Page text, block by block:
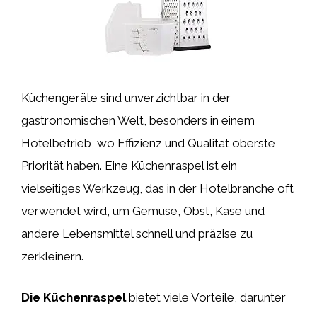
Küchengeräte sind unverzichtbar in der
gastronomischen Welt, besonders in einem
Hotelbetrieb, wo Effizienz und Qualität oberste
Priorität haben. Eine Küchenraspel ist ein
vielseitiges Werkzeug, das in der Hotelbranche oft
verwendet wird, um Gemüse, Obst, Käse und
andere Lebensmittel schnell und präzise zu
zerkleinern.
Die Küchenraspelbietet viele Vorteile, darunter